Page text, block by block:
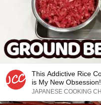
This Addictive Rice
is My New Obsession!
JAPANESE COOKING